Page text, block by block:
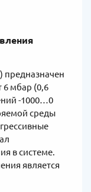
предназначен
6 мбар (0,6
-1000…0
среды
в системе.
является